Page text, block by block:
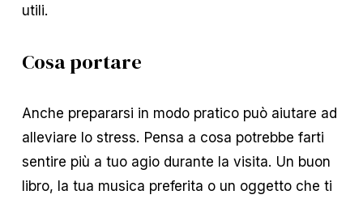
utili.
Cosa portare
Anche prepararsi in modo pratico può aiutare ad
alleviare lo stress. Pensa a cosa potrebbe farti
sentire più a tuo agio durante la visita. Un buon
libro, la tua musica preferita o un oggetto che ti